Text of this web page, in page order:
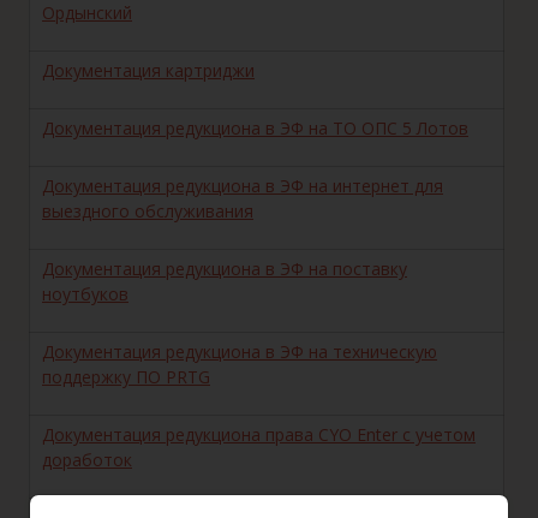
Ордынский
Документация картриджи
Документация редукциона в ЭФ на ТО ОПС 5 Лотов
Документация редукциона в ЭФ на интернет для
выездного обслуживания
Документация редукциона в ЭФ на поставку
ноутбуков
Документация редукциона в ЭФ на техническую
поддержку ПО PRTG
Документация редукциона права CYO Enter с учетом
доработок